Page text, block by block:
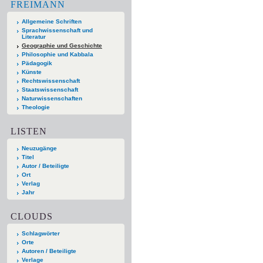
FREIMANN
Allgemeine Schriften
Sprachwissenschaft und
Literatur
Geographie und Geschichte
Philosophie und Kabbala
Pädagogik
Künste
Rechtswissenschaft
Staatswissenschaft
Naturwissenschaften
Theologie
LISTEN
Neuzugänge
Titel
Autor / Beteiligte
Ort
Verlag
Jahr
CLOUDS
Schlagwörter
Orte
Autoren / Beteiligte
Verlage